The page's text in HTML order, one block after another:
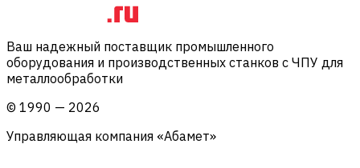
Ваш надежный поставщик промышленного
оборудования и производственных станков с ЧПУ для
металлообработки
© 1990 — 2026
Управляющая компания «Абамет»